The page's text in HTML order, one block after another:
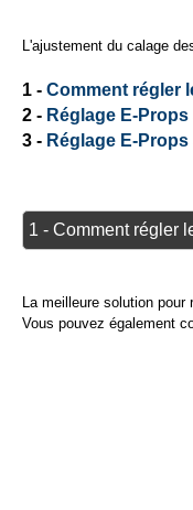
L'ajustement du calage
1 - Comment régler
2 - Réglage E-
3 - Réglage E-
1 - Comment régler
La meilleure solution
Vous pouvez également